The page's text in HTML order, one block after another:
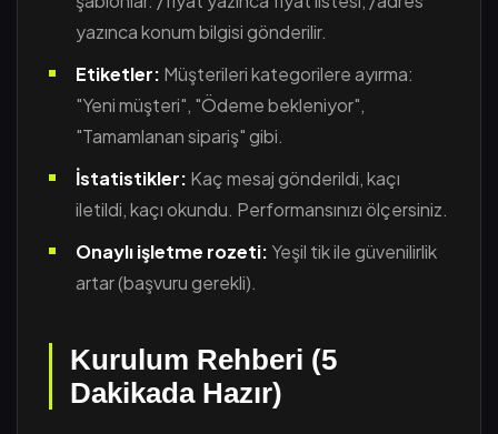
yazınca konum bilgisi gönderilir.
Etiketler: Müşterileri kategorilere ayırma:
"Yeni müşteri", "Ödeme bekleniyor",
"Tamamlanan sipariş" gibi.
İstatistikler: Kaç mesaj gönderildi, kaçı
iletildi, kaçı okundu. Performansınızı ölçersiniz.
Onaylı işletme rozeti: Yeşil tik ile güvenilirlik
artar (başvuru gerekli).
Kurulum Rehberi (5
Dakikada Hazır)